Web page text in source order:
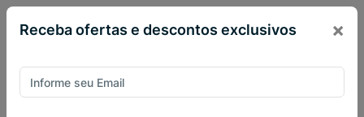
Receba ofertas e descontos exclusivos ×